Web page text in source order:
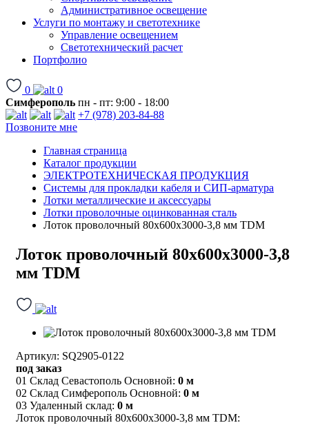
Административное освещение
Услуги по монтажу и светотехнике
Управление освещением
Светотехнический расчет
Портфолио
0
0
Симферополь пн - пт: 9:00 - 18:00
+7 (978) 203-84-88
Позвоните мне
Главная страница
Каталог продукции
ЭЛЕКТРОТЕХНИЧЕСКАЯ ПРОДУКЦИЯ
Системы для прокладки кабеля и СИП-арматура
Лотки металлические и аксессуары
Лотки проволочные оцинкованная сталь
Лоток проволочный 80х600х3000-3,8 мм TDM
Лоток проволочный 80х600х3000-3,8
мм TDM
Артикул: SQ2905-0122
под заказ
01 Склад Севастополь Основной: 0 м
02 Склад Симферополь Основной: 0 м
03 Удаленный склад: 0 м
Лоток проволочный 80х600х3000-3,8 мм TDM: